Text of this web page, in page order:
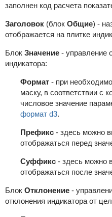
заполнен код расчета
Заголовок (блок Общие) -
отображается на плитке
Блок Значение - управление
индикатора:
Формат - при
маску, в соответствии с
числовое значение
формат d3.
Префикс - здесь можно
отображаться перед
Суффикс - здесь можно
отображаться после
Блок Отклонение -
отклонения индикатора от